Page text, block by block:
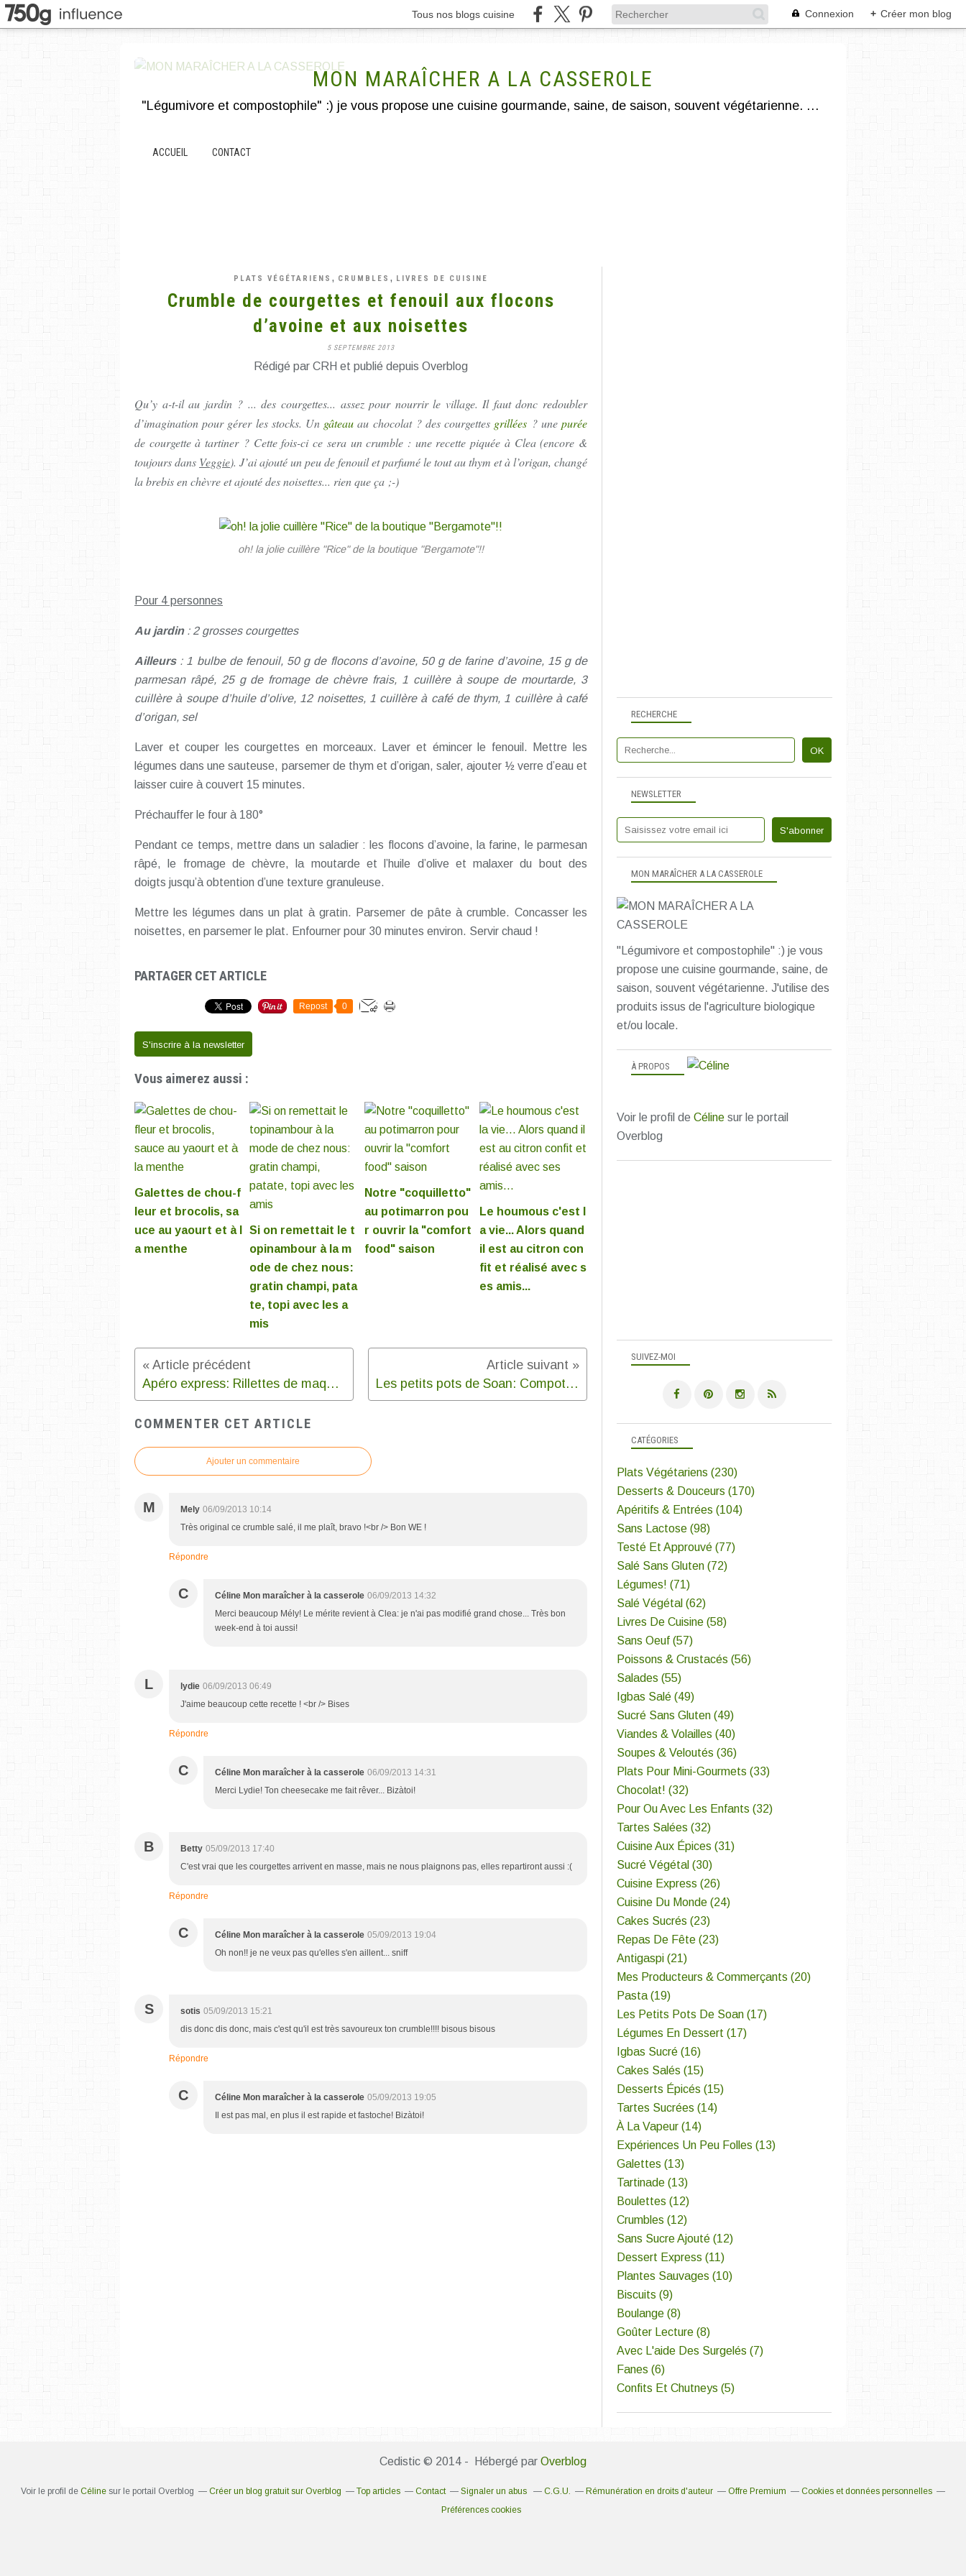
Tous nos blogs cuisine Connexion + Créer mon blog
MON MARAÎCHER A LA CASSEROLE
"Légumivore et compostophile" :) je vous propose une cuisine gourmande, saine, de saison, souvent végétarienne. J'utilise des produits issus de l'agriculture biologique et/ou locale.
ACCUEIL CONTACT
PLATS VÉGÉTARIENS , CRUMBLES , LIVRES DE CUISINE
Crumble de courgettes et fenouil aux flocons
d’avoine et aux noisettes
5 SEPTEMBRE 2013
Rédigé par CRH et publié depuis Overblog
Qu’y a-t-il au jardin ? ... des courgettes... assez pour nourrir le village. Il faut donc redoubler
d’imagination pour gérer les stocks. Un gâteau au chocolat ? des courgettes grillées ? unepurée
de courgette à tartiner ? Cette fois-ci ce sera un crumble : une recette piquée à Clea (encore &
toujours dans Veggie). J’ai ajouté un peu de fenouil et parfumé le tout au thym et à l’origan, changé
la brebis en chèvre et ajouté des noisettes... rien que ça ;-)
oh! la jolie cuillère "Rice" de la boutique "Bergamote"!!
Pour 4 personnes
Au jardin : 2 grosses courgettes
Ailleurs : 1 bulbe de fenouil, 50 g de flocons d’avoine, 50 g de farine d’avoine, 15 g de
parmesan râpé, 25 g de fromage de chèvre frais, 1 cuillère à soupe de mourtarde, 3
cuillère à soupe d’huile d’olive, 12 noisettes, 1 cuillère à café de thym, 1 cuillère à café
d’origan, sel
Laver et couper les courgettes en morceaux. Laver et émincer le fenouil. Mettre les
légumes dans une sauteuse, parsemer de thym et d’origan, saler, ajouter ½ verre d’eau et
laisser cuire à couvert 15 minutes.
Préchauffer le four à 180°
Pendant ce temps, mettre dans un saladier : les flocons d’avoine, la farine, le parmesan
râpé, le fromage de chèvre, la moutarde et l’huile d’olive et malaxer du bout des
doigts jusqu’à obtention d’une texture granuleuse.
Mettre les légumes dans un plat à gratin. Parsemer de pâte à crumble. Concasser les
noisettes, en parsemer le plat. Enfourner pour 30 minutes environ. Servir chaud !
PARTAGER CET ARTICLE
Repost 0
S'inscrire à la newsletter
Vous aimerez aussi :
Galettes de chou-f
leur et brocolis, sa
uce au yaourt et à l
a menthe
Si on remettait le t
opinambour à la m
ode de chez nous:
gratin champi, pata
te, topi avec les a
mis
Notre "coquilletto"
au potimarron pou
r ouvrir la "comfort
food" saison
Le houmous c'est l
a vie... Alors quand
il est au citron con
fit et réalisé avec s
es amis...
Apéro express: Rillettes de maquereau Les petits pots de Soan: Compote de petites bananes et noix de coco
COMMENTER CET ARTICLE
Ajouter un commentaire
M Mely 06/09/2013 10:14
Très original ce crumble salé, il me plaît, bravo !<br /> Bon WE !
Répondre
C Céline Mon maraîcher à la casserole 06/09/2013 14:32
Merci beaucoup Mély! Le mérite revient à Clea: je n'ai pas modifié grand chose... Très bon
week-end à toi aussi!
L lydie 06/09/2013 06:49
J'aime beaucoup cette recette ! <br /> Bises
Répondre
C Céline Mon maraîcher à la casserole 06/09/2013 14:31
Merci Lydie! Ton cheesecake me fait rêver... Bizàtoi!
B Betty 05/09/2013 17:40
C'est vrai que les courgettes arrivent en masse, mais ne nous plaignons pas, elles repartiront aussi :(
Répondre
C Céline Mon maraîcher à la casserole 05/09/2013 19:04
Oh non!! je ne veux pas qu'elles s'en aillent... sniff
S sotis 05/09/2013 15:21
dis donc dis donc, mais c'est qu'il est très savoureux ton crumble!!!! bisous bisous
Répondre
C Céline Mon maraîcher à la casserole 05/09/2013 19:05
Il est pas mal, en plus il est rapide et fastoche! Bizàtoi!
NEWSLETTER
SUIVEZ-MOI
RECHERCHE
MON MARAÎCHER A LA CASSEROLE
"Légumivore et compostophile" :) je vous
propose une cuisine gourmande, saine, de
saison, souvent végétarienne. J'utilise des
produits issus de l'agriculture biologique
et/ou locale.
À PROPOS
Voir le profil de Céline sur le portail
Overblog
CATÉGORIES
Plats Végétariens (230)
Desserts & Douceurs (170)
Apéritifs & Entrées (104)
Sans Lactose (98)
Testé Et Approuvé (77)
Salé Sans Gluten (72)
Légumes! (71)
Salé Végétal (62)
Livres De Cuisine (58)
Sans Oeuf (57)
Poissons & Crustacés (56)
Salades (55)
Igbas Salé (49)
Sucré Sans Gluten (49)
Viandes & Volailles (40)
Soupes & Veloutés (36)
Plats Pour Mini-Gourmets (33)
Chocolat! (32)
Pour Ou Avec Les Enfants (32)
Tartes Salées (32)
Cuisine Aux Épices (31)
Sucré Végétal (30)
Cuisine Express (26)
Cuisine Du Monde (24)
Cakes Sucrés (23)
Repas De Fête (23)
Antigaspi (21)
Mes Producteurs & Commerçants (20)
Pasta (19)
Les Petits Pots De Soan (17)
Légumes En Dessert (17)
Igbas Sucré (16)
Cakes Salés (15)
Desserts Épicés (15)
Tartes Sucrées (14)
À La Vapeur (14)
Expériences Un Peu Folles (13)
Galettes (13)
Tartinade (13)
Boulettes (12)
Crumbles (12)
Sans Sucre Ajouté (12)
Dessert Express (11)
Plantes Sauvages (10)
Biscuits (9)
Boulange (8)
Goûter Lecture (8)
Avec L'aide Des Surgelés (7)
Fanes (6)
Confits Et Chutneys (5)
Cedistic © 2014 - Hébergé par Overblog
Voir le profil de Céline sur le portail Overblog Créer un blog gratuit sur Overblog Top articles Contact Signaler un abus C.G.U. Rémunération en droits d'auteur Offre Premium
Cookies et données personnelles
Préférences cookies